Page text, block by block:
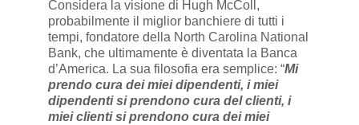
Considera la visione di Hugh McColl,
probabilmente il miglior banchiere di tutti i
tempi, fondatore della North Carolina National
Bank, che ultimamente è diventata la Banca
d’America. La sua filosofia era semplice: “Mi
prendo cura dei miei dipendenti, i miei
dipendenti si prendono cura del clienti, i
miei clienti si prendono cura dei miei